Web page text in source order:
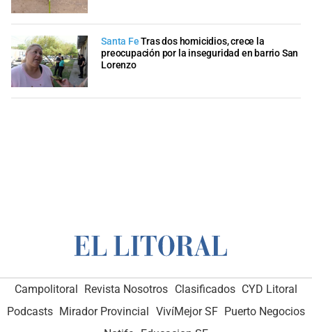
Santa Fe Tras dos homicidios, crece la
preocupación por la inseguridad en barrio San
Lorenzo
Campolitoral Revista Nosotros Clasificados CYD Litoral
Podcasts Mirador Provincial VivíMejor SF Puerto Negocios